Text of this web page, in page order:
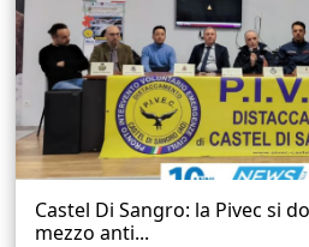
Castel Di Sangro: la Pivec si
mezzo anti...